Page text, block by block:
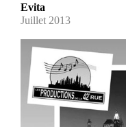
Evita
Juillet 2013